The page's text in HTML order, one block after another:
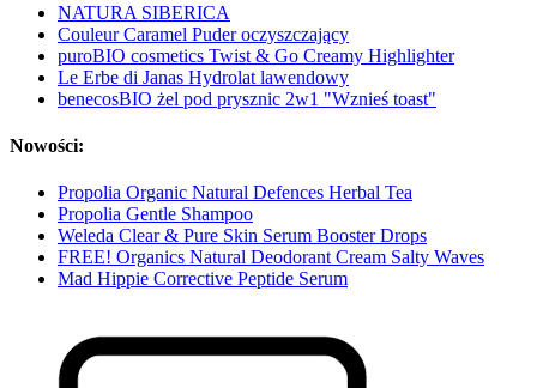
NATURA SIBERICA
Couleur Caramel Puder oczyszczający
puroBIO cosmetics Twist & Go Creamy Highlighter
Le Erbe di Janas Hydrolat lawendowy
benecosBIO żel pod prysznic 2w1 "Wznieś toast"
Nowości:
Propolia Organic Natural Defences Herbal Tea
Propolia Gentle Shampoo
Weleda Clear & Pure Skin Serum Booster Drops
FREE! Organics Natural Deodorant Cream Salty Waves
Mad Hippie Corrective Peptide Serum